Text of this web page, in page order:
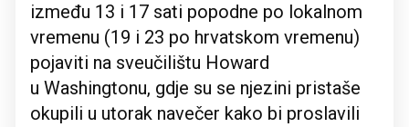
između 13 i 17 sati popodne po lokalnom
vremenu (19 i 23 po hrvatskom vremenu)
pojaviti na sveučilištu Howard
u Washingtonu, gdje su se njezini pristaše
okupili u utorak navečer kako bi proslavili